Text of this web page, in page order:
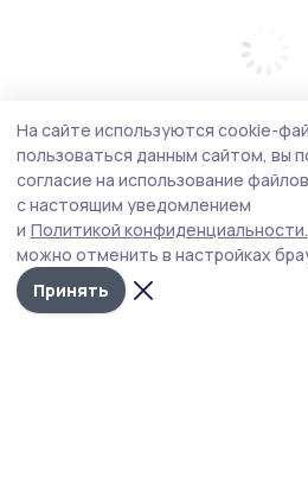
На сайте используются cookie-
пользоваться данным сайтом, вы
согласие на использование
с настоящим уведомлением
и Политикой конфиденциальности.
можно отменить в настройках
Принять